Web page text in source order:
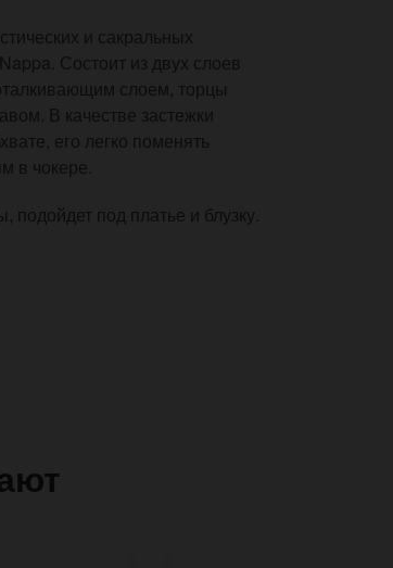
и сакральных
Состоит из двух слоев
слоем, торцы
В качестве застежки
его легко поменять
в чокере.
подойдет под платье и блузку.